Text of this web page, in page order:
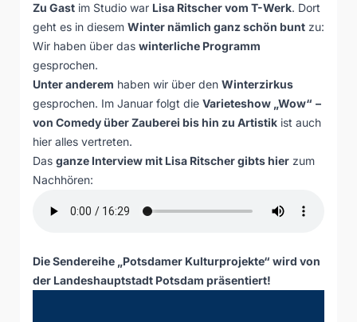
Zu Gast im Studio war Lisa Ritscher vom T-Werk. Dort
geht es in diesem Winter nämlich ganz schön bunt zu:
Wir haben über das winterliche Programm
gesprochen.
Unter anderem haben wir über den Winterzirkus
gesprochen. Im Januar folgt die Varieteshow „Wow“ –
von Comedy über Zauberei bis hin zu Artistik ist auch
hier alles vertreten.
Das ganze Interview mit Lisa Ritscher gibts hier zum
Nachhören:
Die Sendereihe „Potsdamer Kulturprojekte“ wird von
der Landeshauptstadt Potsdam präsentiert!